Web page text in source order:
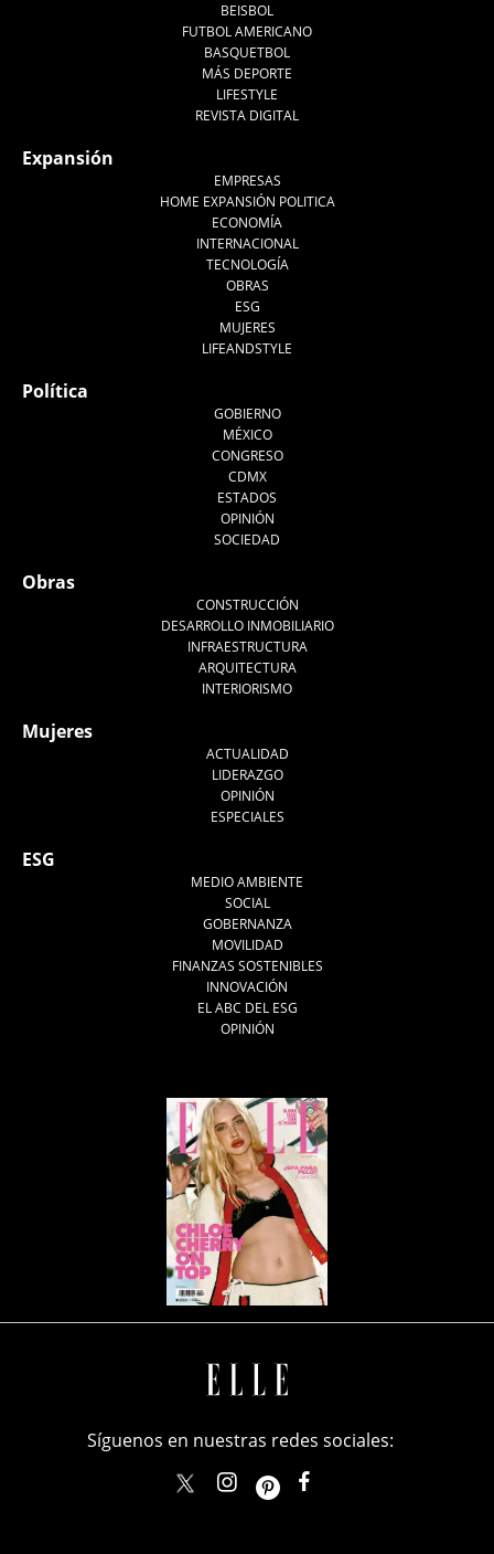
BEISBOL
FUTBOL AMERICANO
BASQUETBOL
MÁS DEPORTE
LIFESTYLE
REVISTA DIGITAL
Expansión
EMPRESAS
HOME EXPANSIÓN POLITICA
ECONOMÍA
INTERNACIONAL
TECNOLOGÍA
OBRAS
ESG
MUJERES
LIFEANDSTYLE
Política
GOBIERNO
MÉXICO
CONGRESO
CDMX
ESTADOS
OPINIÓN
SOCIEDAD
Obras
CONSTRUCCIÓN
DESARROLLO INMOBILIARIO
INFRAESTRUCTURA
ARQUITECTURA
INTERIORISMO
Mujeres
ACTUALIDAD
LIDERAZGO
OPINIÓN
ESPECIALES
ESG
MEDIO AMBIENTE
SOCIAL
GOBERNANZA
MOVILIDAD
FINANZAS SOSTENIBLES
INNOVACIÓN
EL ABC DEL ESG
OPINIÓN
Síguenos en nuestras redes sociales:
elle_mexicoellemexico